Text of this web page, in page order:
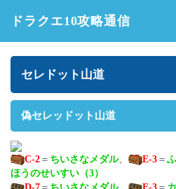
ドラクエ10攻略通信
セレドット山道
偽セレッドット山道
C-2 ＝ ちいさなメダル、 E-3 ＝
ほうのせいすい（3）